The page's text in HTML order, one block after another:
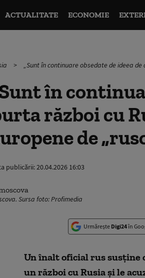
ACTUALITATE ECONOMIE
„Sunt în continuare obsedate de ideea
în
război cu
de
publicării:20.04.2026 16:03
Sursa foto: Profimedia
Urmărește Digi24în
Un înalt oficial rus susține
un război cu Rusia și le